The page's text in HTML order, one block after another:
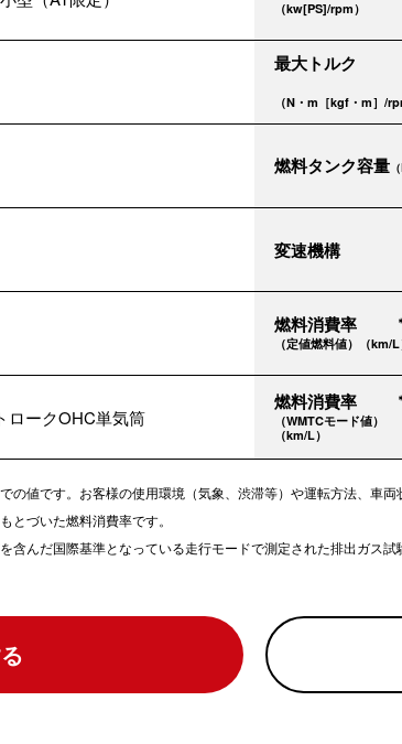
ロークOHC単気筒
（kw[PS]/rpm）
最大トルク
（N・m［kgf・m］/
燃料タンク容量
変速機構
燃料消費率
（定値燃料値）（km/L
燃料消費率
（WMTCモード値）
（km/L）
の値です。お客様の使用環境（気象、渋滞等）や運転方法、車
とづいた燃料消費率です。
含んだ国際基準となっている走行モードで測定された排出ガス